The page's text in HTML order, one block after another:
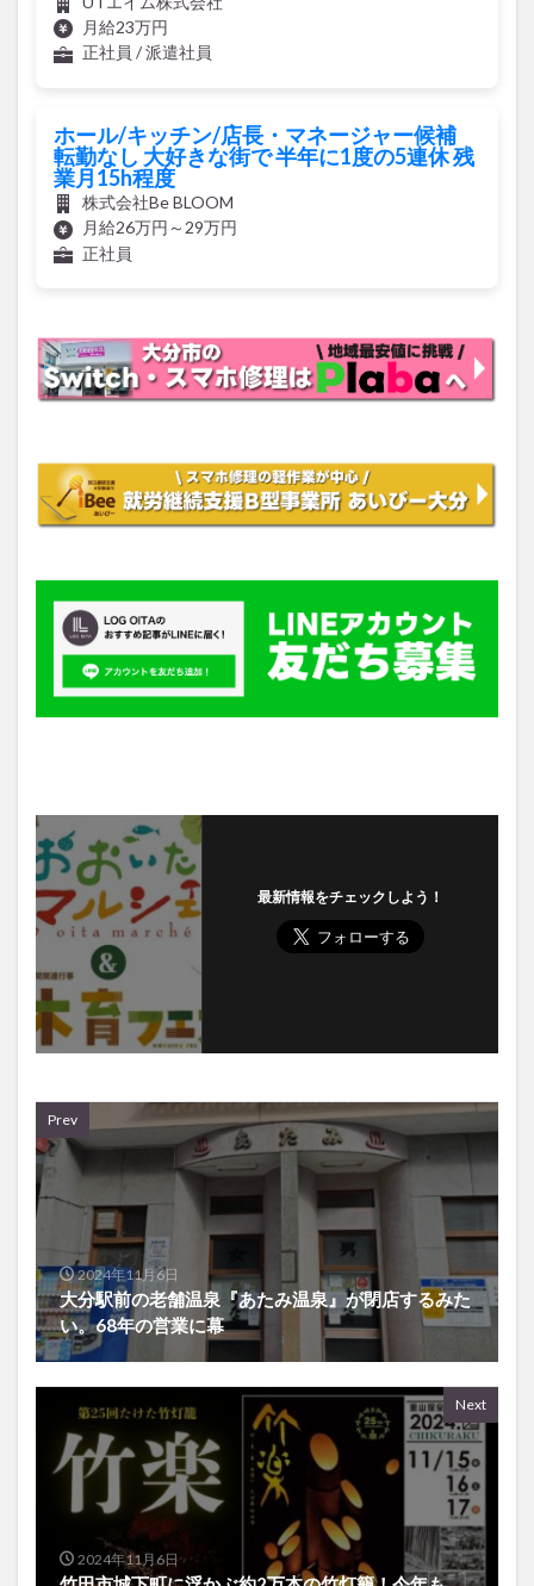
月給23万円
正社員 / 派遣社員
ホール/キッチン/店長・マネージャー候補
転勤なし 大好きな街で 半年に1度の5連休 残
業月15h程度
株式会社Be BLOOM
月給26万円～29万円
正社員
最新情報をチェックしよう！
Prev
2024年11月6日
大分駅前の老舗温泉『あたみ温泉』が閉店するみた
い。68年の営業に幕
Next
2024年11月6日